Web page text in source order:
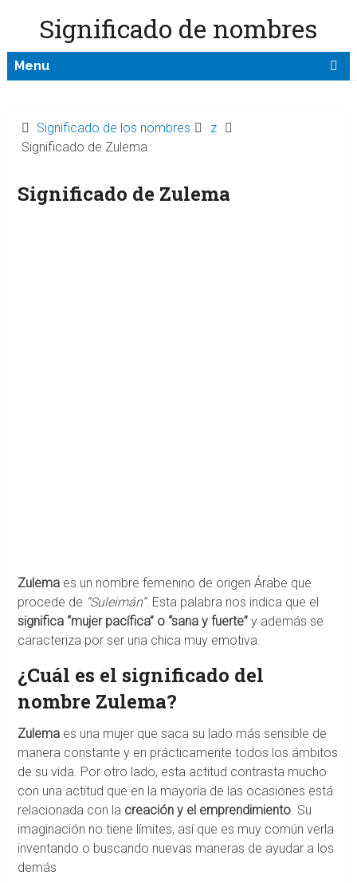
Significado de nombres
Menu
Significado de los nombres
z
Significado de Zulema
Significado de Zulema
Zulemaes un nombre femenino de origen Árabe que
procede de “Suleimán”. Esta palabra nos indica que el
significa “mujer pacífica” o “sana y fuerte”y además se
caracteriza por ser una chica muy emotiva.
¿Cuál es el significado del
nombre Zulema?
Zulema es una mujer que saca su lado más sensible de
manera constante y en prácticamente todos los ámbitos
de su vida. Por otro lado, esta actitud contrasta mucho
con una actitud que en la mayoría de las ocasiones está
relacionada con la creación y el emprendimiento. Su
imaginación no tiene límites, así que es muy común verla
inventando o buscando nuevas maneras de ayudar a los
demás